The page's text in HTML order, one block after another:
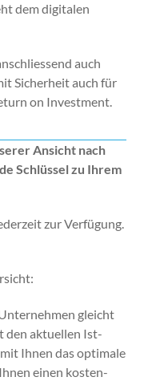
dem dig­i­tal­en
auch
Sicher­heit auch für
on Invest­ment.
Ansicht nach
Schlüs­sel zu Ihrem
zur Ver­fü­gung.
gle­icht
den aktuellen Ist-
Ihnen das opti­male
einen kosten­